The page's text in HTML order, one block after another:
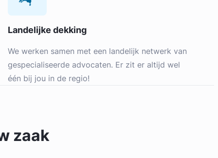
Landelijke dekking
We werken samen met een landelijk netwerk van
gespecialiseerde advocaten. Er zit er altijd wel
één bij jou in de regio!
zaak